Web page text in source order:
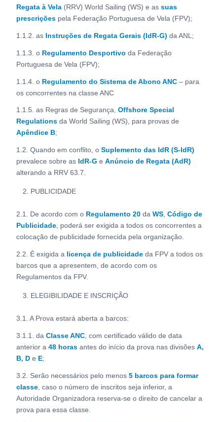
Regata à Vela (RRV) World Sailing (WS) e as suas
prescrições pela Federação Portuguesa de Vela (FPV);
1.1.2. as Instruções de Regata Gerais (IdR-G) da ANL;
1.1.3. o Regulamento Desportivo da Federação
Portuguesa de Vela (FPV);
1.1.4. o Regulamento do Sistema de Abono ANC – para
os concorrentes na classe ANC
1.1.5. as Regras de Segurança, Offshore Special
Regulations da World Sailing (WS), para provas de
Apêndice B;
1.2. Quando em conflito, o Suplemento das IdR (S-IdR)
prevalece sobre as IdR-G e Anúncio de Regata (AdR)
alterando a RRV 63.7.
PUBLICIDADE
2.1. De acordo com o Regulamento 20 da WS, Código de
Publicidade, poderá ser exigida a todos os concorrentes a
colocação de publicidade fornecida pela organização.
2.2. É exigida a licença de publicidade da FPV a todos os
barcos que a apresentem, de acordo com os
Regulamentos da FPV.
ELEGIBILIDADE E INSCRIÇÃO
3.1. A Prova estará aberta a barcos:
3.1.1. da Classe ANC, com certificado válido de data
anterior a 48 horas antes do início da prova nas divisões A,
B, D e E;
3.2. Serão necessários pelo menos 5 barcos para formar
classe, caso o número de inscritos seja inferior, a
Autoridade Organizadora reserva-se o direito de cancelar a
prova para essa classe.